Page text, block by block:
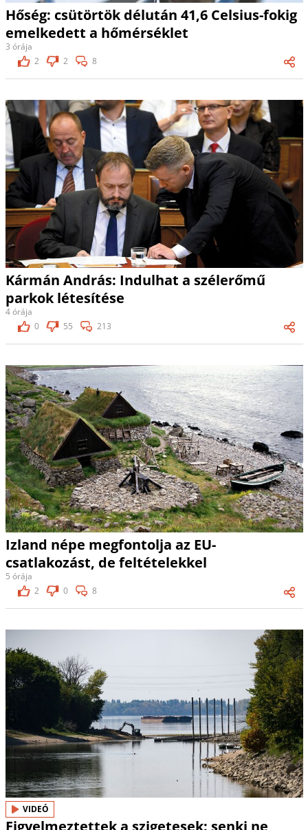
Hőség: csütörtök délután 41,6 Celsius-fokig
emelkedett a hőmérséklet
3 órája
2
2 8
Kármán András: Indulhat a szélerőmű
parkok létesítése
4 órája
0
55 213
Izland népe megfontolja az EU-
csatlakozást, de feltételekkel
5 órája
2
0 8
VIDEÓ
Figyelmeztettek a szigetesek: senki ne